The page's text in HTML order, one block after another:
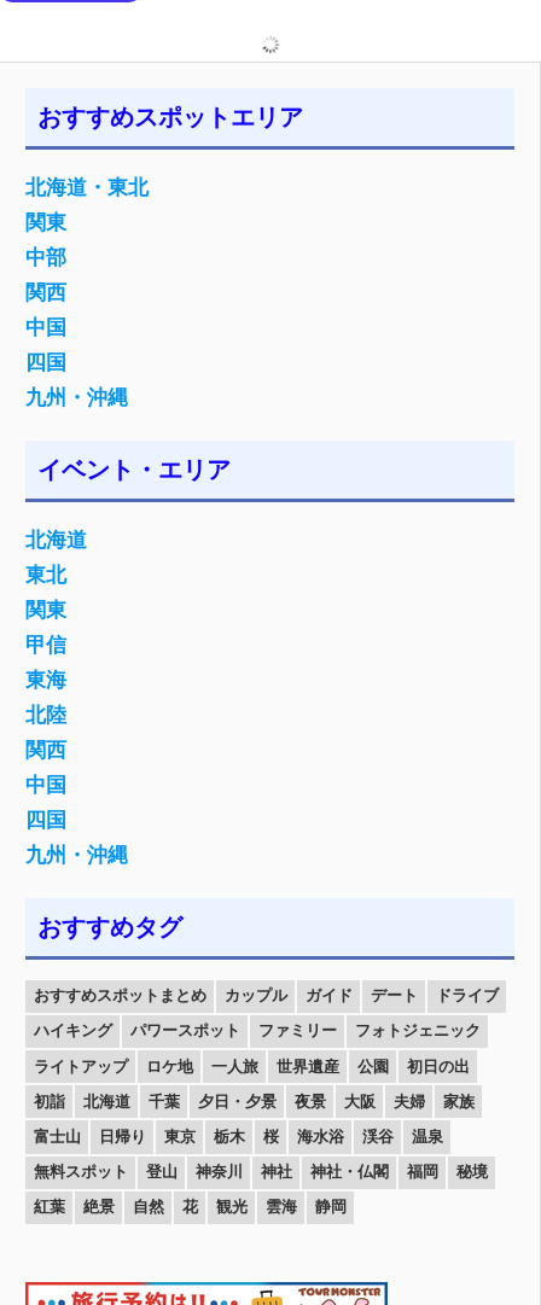
おすすめスポットエリア
北海道・東北
関東
中部
関西
中国
四国
九州・沖縄
イベント・エリア
北海道
東北
関東
甲信
東海
北陸
関西
中国
四国
九州・沖縄
おすすめタグ
おすすめスポットまとめ カップル ガイド デート
ドライブ
ハイキング
パワースポット ファミリー
フォトジェニック
ライトアップ
ロケ地 一人旅 世界遺産 公園
初日の出
初詣
北海道 千葉 夕日・夕景 夜景 大阪 夫婦
家族
富士山
日帰り 東京 栃木 桜 海水浴 渓谷
温泉
無料スポット
登山 神奈川 神社 神社・仏閣 福岡
秘境
紅葉
絶景 自然 花 観光 雲海 静岡